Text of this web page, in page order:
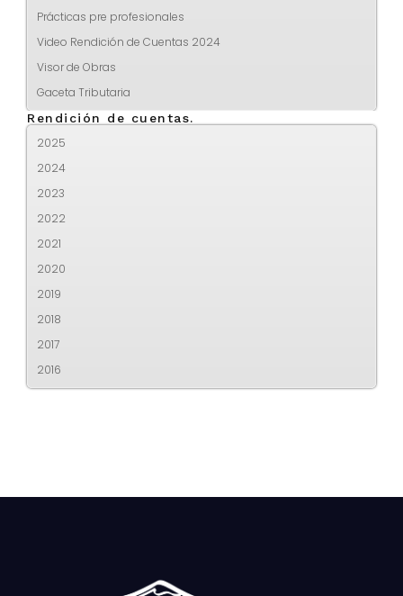
Prácticas pre profesionales
Video Rendición de Cuentas 2024
Visor de Obras
Gaceta Tributaria
Rendición de cuentas.
2025
2024
2023
2022
2021
2020
2019
2018
2017
2016